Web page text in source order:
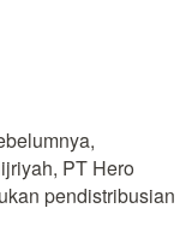
PT Hero
pendistribusian